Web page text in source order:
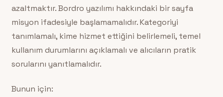
azaltmaktır. Bordro yazılımı hakkındaki bir sayfa
misyon ifadesiyle başlamamalıdır. Kategoriyi
tanımlamalı, kime hizmet ettiğini belirlemeli, temel
kullanım durumlarını açıklamalı ve alıcıların pratik
sorularını yanıtlamalıdır.
Bunun için: